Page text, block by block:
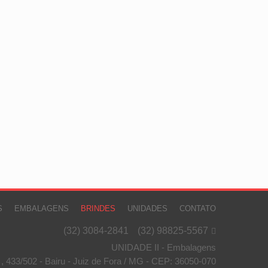
EMBALAGENS BRINDES UNIDADES CONTATO
(32) 3084-2841 (32) 98825-5567 
UNIDADE II - Embalagens
433/502 - Bairu - Juiz de Fora / MG - CEP: 36050-070